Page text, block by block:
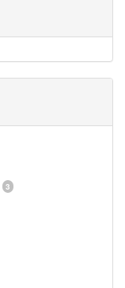
3